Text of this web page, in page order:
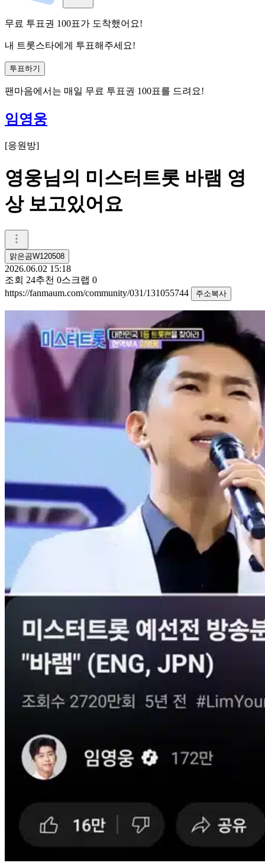
무료 투표권 100표가 도착했어요!
내 트롯스타에게 투표해주세요!
투표하기
팬마음에서는 매일 무료 투표권 100표를 드려요!
임영웅
[응원방]
영웅님의 미스터트롯 바램 영
상 보고있어요
맑은곰W120508
2026.06.02 15:18
조회 24추천 0스크랩 0
https://fanmaum.com/community/031/131055744
주소복사